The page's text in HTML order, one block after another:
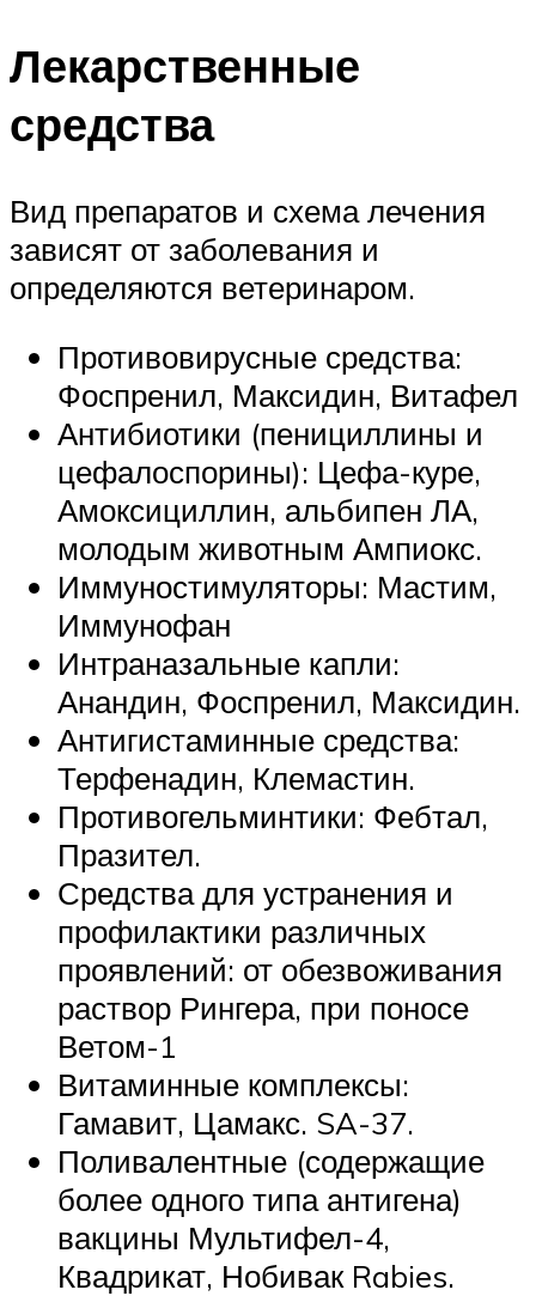
Лекарственные
средства
Вид препаратов и схема лечения
зависят от заболевания и
определяются ветеринаром.
Противовирусные средства:
Фоспренил, Максидин, Витафел
Антибиотики (пенициллины и
цефалоспорины): Цефа-куре,
Амоксициллин, альбипен ЛА,
молодым животным Ампиокс.
Иммуностимуляторы: Мастим,
Иммунофан
Интраназальные капли:
Анандин, Фоспренил, Максидин.
Антигистаминные средства:
Терфенадин, Клемастин.
Противогельминтики: Фебтал,
Празител.
Средства для устранения и
профилактики различных
проявлений: от обезвоживания
раствор Рингера, при поносе
Ветом-1
Витаминные комплексы:
Гамавит, Цамакс. SA-37.
Поливалентные (содержащие
более одного типа антигена)
вакцины Мультифел-4,
Квадрикат, Нобивак Rabies.